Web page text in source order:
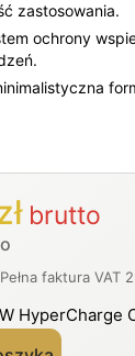
zastosowania.
ochrony
brutto
HyperCharge